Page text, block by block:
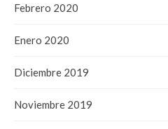
Febrero 2020
Enero 2020
Diciembre 2019
Noviembre 2019